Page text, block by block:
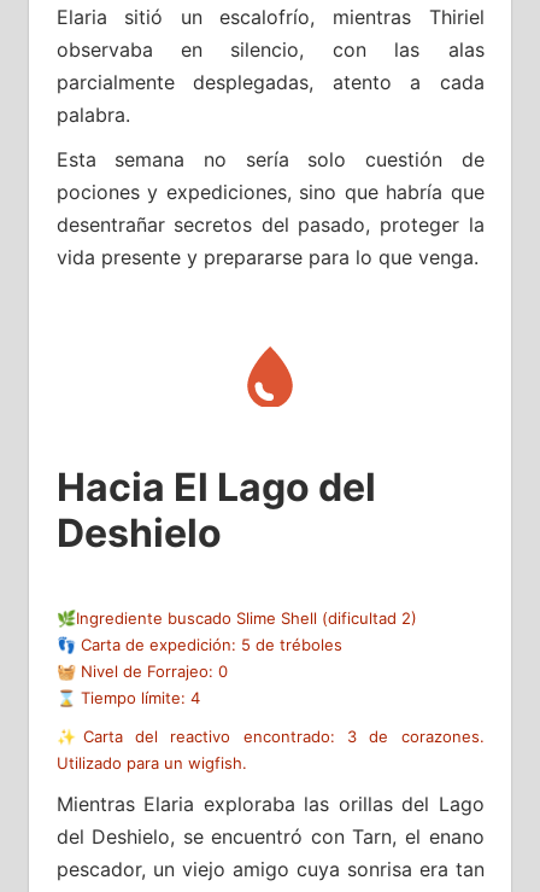
Elaria sitió un escalofrío, mientras Thiriel
observaba en silencio, con las alas
parcialmente desplegadas, atento a cada
palabra.
Esta semana no sería solo cuestión de
pociones y expediciones, sino que habría que
desentrañar secretos del pasado, proteger la
vida presente y prepararse para lo que venga.
Hacia El Lago del
Deshielo
🌿Ingrediente buscado Slime Shell (dificultad 2)
👣 Carta de expedición: 5 de tréboles
🧺 Nivel de Forrajeo: 0
⌛ Tiempo límite: 4
✨Carta del reactivo encontrado: 3 de corazones.
Utilizado para un wigfish.
Mientras Elaria exploraba las orillas del Lago
del Deshielo, se encuentró con Tarn, el enano
pescador, un viejo amigo cuya sonrisa era tan